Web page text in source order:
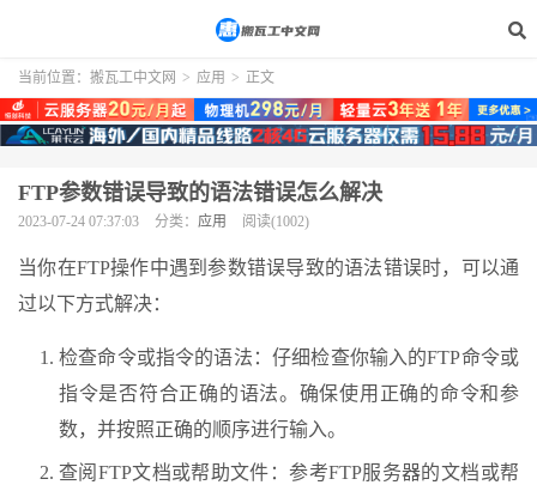
当前位置： 搬瓦工中文网 > 应用 > 正文
FTP参数错误导致的语法错误怎么解决
2023-07-24 07:37:03 分类： 应用 阅读(1002)
当你在FTP操作中遇到参数错误导致的语法错误时，可以通
过以下方式解决：
检查命令或指令的语法：仔细检查你输入的FTP命令或
指令是否符合正确的语法。确保使用正确的命令和参
数，并按照正确的顺序进行输入。
查阅FTP文档或帮助文件：参考FTP服务器的文档或帮